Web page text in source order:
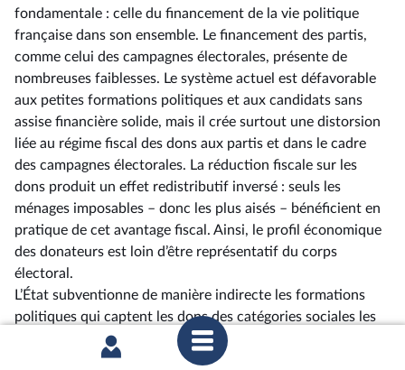
fondamentale : celle du financement de la vie politique
française dans son ensemble. Le financement des partis,
comme celui des campagnes électorales, présente de
nombreuses faiblesses. Le système actuel est défavorable
aux petites formations politiques et aux candidats sans
assise financière solide, mais il crée surtout une distorsion
liée au régime fiscal des dons aux partis et dans le cadre
des campagnes électorales. La réduction fiscale sur les
dons produit un effet redistributif inversé : seuls les
ménages imposables –⁠ donc les plus aisés – bénéficient en
pratique de cet avantage fiscal. Ainsi, le profil économique
des donateurs est loin d’être représentatif du corps
électoral.
L’État subventionne de manière indirecte les formations
politiques qui captent les dons des catégories sociales les
plus favorisées. C’est une injustice structurelle, parmi
d’autres, que nous devons interroger. Nous pourrions